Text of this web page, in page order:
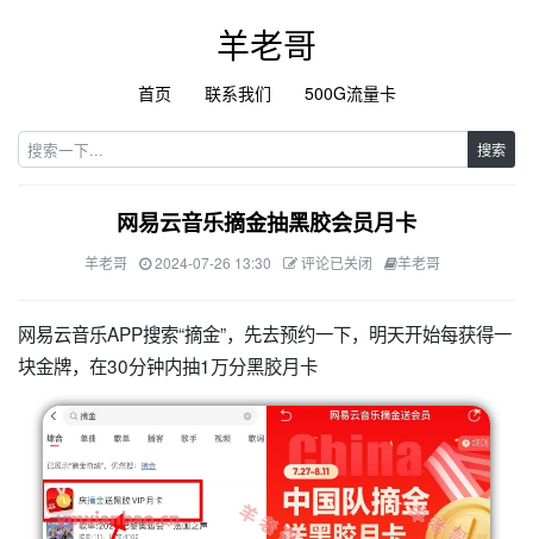
羊老哥
首页 联系我们 500G流量卡
搜索
网易云音乐摘金抽黑胶会员月卡
羊老哥 2024-07-26 13:30 评论已关闭 羊老哥
网易云音乐APP搜索“摘金”，先去预约一下，明天开始每获得一
块金牌，在30分钟内抽1万分黑胶月卡